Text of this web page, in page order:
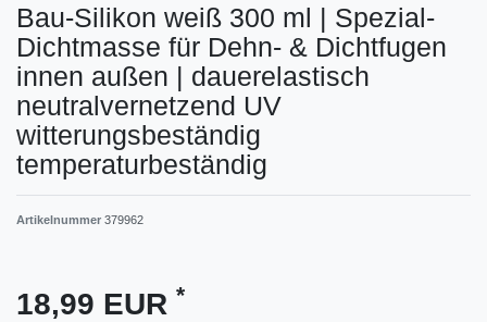
Bau-Silikon weiß 300 ml | Spezial-
Dichtmasse für Dehn- & Dichtfugen
innen außen | dauerelastisch
neutralvernetzend UV
witterungsbeständig
temperaturbeständig
Artikelnummer 379962
18,99 EUR *